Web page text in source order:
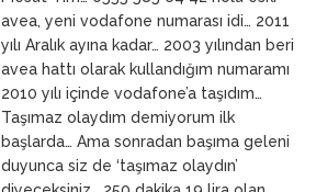
avea, yeni vodafone numarası idi… 2011
yılı Aralık ayına kadar… 2003 yılından beri
avea hattı olarak kullandığım numaramı
2010 yılı içinde vodafone’a taşıdım…
Taşımaz olaydım demiyorum ilk
başlarda… Ama sonradan başıma geleni
duyunca siz de ‘taşımaz olaydın’